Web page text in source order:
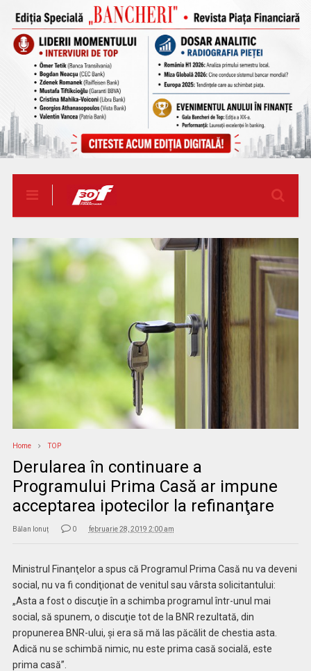
Home TOP
Derularea în continuare a
Programului Prima Casă ar impune
acceptarea ipotecilor la refinanţare
Bălan Ionuț 0 februarie 28, 2019 2:00 am
Ministrul Finanţelor a spus că Programul Prima Casă nu va deveni
social, nu va fi condiţionat de venitul sau vârsta solicitantului:
„Asta a fost o discuţie în a schimba programul într-unul mai
social, să spunem, o discuţie tot de la BNR rezultată, din
propunerea BNR-ului, şi era să mă las păcălit de chestia asta.
Adică nu se schimbă nimic, nu este prima casă socială, este
prima casă”.